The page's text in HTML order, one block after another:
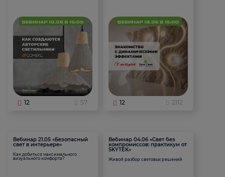
12 57 12 2112
Вебинар 21.05 «Безопасный
свет в интерьере»
Как добиться максимального
визуального комфорта?
Вебинар 04.06 «Свет без
компромиссов: практикум от
SKYTEK»
Живой разбор световых решений